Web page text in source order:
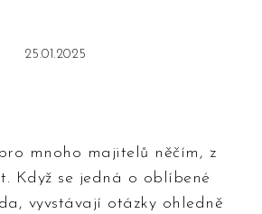
25.01.2025
mnoho majitelů něčím, z
Když se jedná o oblíbené
vyvstávají otázky ohledně